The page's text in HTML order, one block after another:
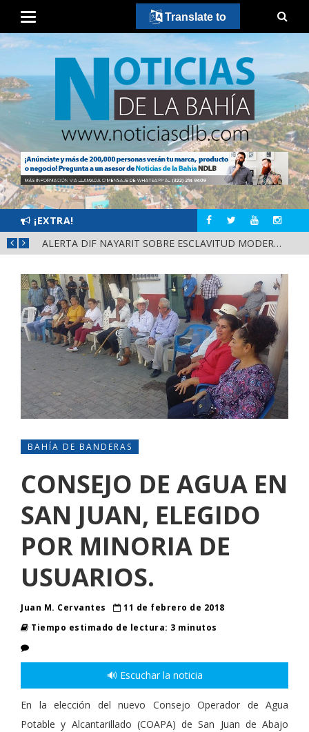
¡EXTRA!
ALERTA DIF NAYARIT SOBRE ESCLAVITUD MODERNA Y FALSAS OFERTAS DE TRABAJO
BAHÍA DE BANDERAS
CONSEJO DE AGUA EN
SAN JUAN, ELEGIDO
POR MINORIA DE
USUARIOS.
Juan M. Cervantes
11 de febrero de 2018
Tiempo estimado de lectura: 3 minutos
🔊 Escuchar la noticia
En la elección del nuevo Consejo Operador de Agua
Potable y Alcantarillado (COAPA) de San Juan de Abajo
Translate to